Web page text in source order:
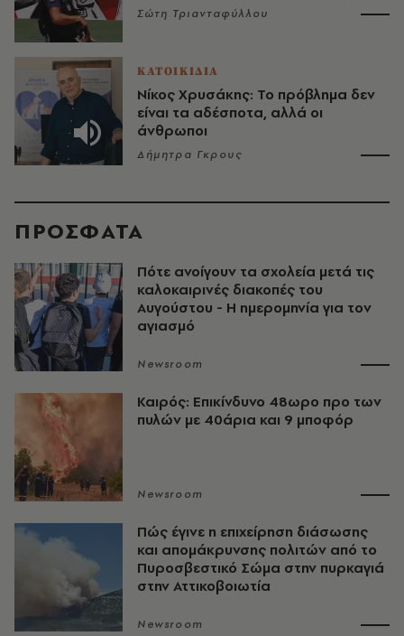
Σώτη Τριανταφύλλου
ΚΑΤΟΙΚΙΔΙΑ
Νίκος Χρυσάκης: Το πρόβλημα δεν
είναι τα αδέσποτα, αλλά οι
άνθρωποι
Δήμητρα Γκρους
ΠΡΟΣΦΑΤΑ
Πότε ανοίγουν τα σχολεία μετά τις
καλοκαιρινές διακοπές του
Αυγούστου - Η ημερομηνία για τον
αγιασμό
Newsroom
Καιρός: Επικίνδυνο 48ωρο προ των
πυλών με 40άρια και 9 μποφόρ
Newsroom
Πώς έγινε η επιχείρηση διάσωσης
και απομάκρυνσης πολιτών από το
Πυροσβεστικό Σώμα στην πυρκαγιά
στην Αττικοβοιωτία
Newsroom